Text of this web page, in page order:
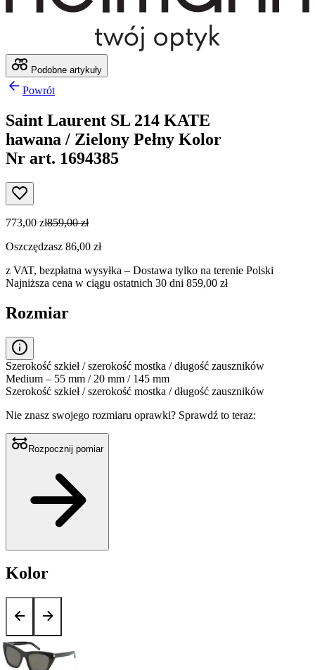
Podobne artykuły
Powrót
Saint Laurent SL 214 KATE
hawana / Zielony Pełny Kolor
Nr art. 1694385
773,00 zł859,00 zł
Oszczędzasz 86,00 zł
z VAT, bezpłatna wysyłka – Dostawa tylko na terenie Polski
Najniższa cena w ciągu ostatnich 30 dni 859,00 zł
Rozmiar
Szerokość szkieł / szerokość mostka / długość zauszników
Medium – 55 mm / 20 mm / 145 mm
Szerokość szkieł / szerokość mostka / długość zauszników
Nie znasz swojego rozmiaru oprawki? Sprawdź to teraz:
Rozpocznij pomiar
Kolor